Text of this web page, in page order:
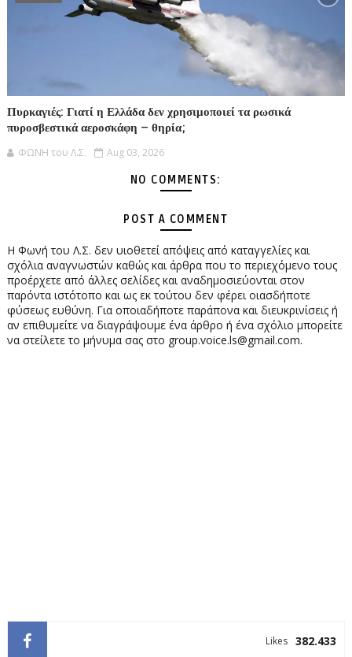
Πυρκαγιές: Γιατί η Ελλάδα δεν χρησιμοποιεί τα ρωσικά
πυροσβεστικά αεροσκάφη – θηρία;
ΦΩΝΗ του Λ.Σ. Aug 03, 2026
NO COMMENTS:
POST A COMMENT
Η Φωνή του Λ.Σ. δεν υιοθετεί απόψεις από καταγγελίες και
σχόλια αναγνωστών καθώς και άρθρα που το περιεχόμενο τους
προέρχετε από άλλες σελίδες και αναδημοσιεύονται στον
παρόντα ιστότοπο και ως εκ τούτου δεν φέρει οιασδήποτε
φύσεως ευθύνη. Για οποιαδήποτε παράπονα και διευκρινίσεις ή
αν επιθυμείτε να διαγράψουμε ένα άρθρο ή ένα σχόλιο μπορείτε
να στείλετε το μήνυμα σας στο group.voice.ls@gmail.com.
382.433
Likes